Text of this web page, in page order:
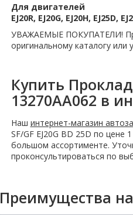
Для двигателей
EJ20R, EJ20G, EJ20H, EJ25D,
УВАЖАЕМЫЕ ПОКУПАТЕЛИ!
оригинальному каталогу или
Купить
13270AA062 в
Наш интернет-магазин
SF/GF EJ20G BD 25D по цене
большом ассортименте.
проконсультироваться по
Преимущества